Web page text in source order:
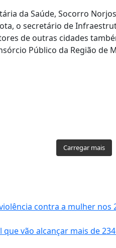
da Saúde, Socorro
o secretário de
de outras cidades
Público da Região
Carregar mais
contra a mulher nos
vão alcançar mais de